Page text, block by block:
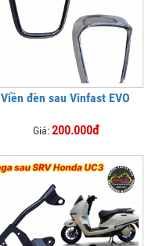
Viền đèn sau Vinfast EVO
Giá:200.000đ